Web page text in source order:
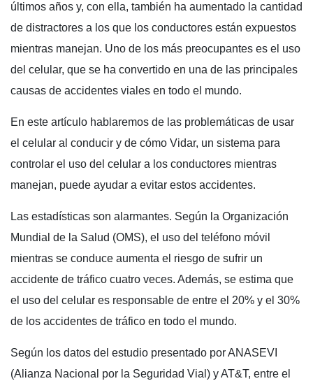
últimos años y, con ella, también ha aumentado la cantidad
de distractores a los que los conductores están expuestos
mientras manejan. Uno de los más preocupantes es el uso
del celular, que se ha convertido en una de las principales
causas de accidentes viales en todo el mundo.
En este artículo hablaremos de las problemáticas de usar
el celular al conducir y de cómo Vidar, un sistema para
controlar el uso del celular a los conductores mientras
manejan, puede ayudar a evitar estos accidentes.
Las estadísticas son alarmantes. Según la Organización
Mundial de la Salud (OMS), el uso del teléfono móvil
mientras se conduce aumenta el riesgo de sufrir un
accidente de tráfico cuatro veces. Además, se estima que
el uso del celular es responsable de entre el 20% y el 30%
de los accidentes de tráfico en todo el mundo.
Según los datos del estudio presentado por ANASEVI
(Alianza Nacional por la Seguridad Vial) y AT&T, entre el